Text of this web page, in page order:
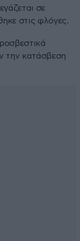
σε
στις φλόγες.
την κατάσβεση